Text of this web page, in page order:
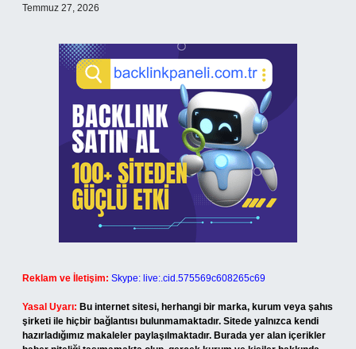
Temmuz 27, 2026
Reklam ve İletişim: Skype: live:.cid.575569c608265c69
Yasal Uyarı: Bu internet sitesi, herhangi bir marka, kurum veya şahıs
şirketi ile hiçbir bağlantısı bulunmamaktadır. Sitede yalnızca kendi
hazırladığımız makaleler paylaşılmaktadır. Burada yer alan içerikler